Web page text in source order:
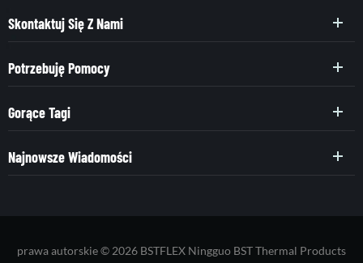
Skontaktuj Się Z Nami
Potrzebuję Pomocy
Gorące Tagi
Najnowsze Wiadomości
prawa autorskie © 2026 BSTFLEX Ningguo BST Thermal Products